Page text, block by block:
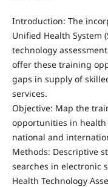
Introduction: The
Unified Health System
technology
offer these training
gaps in supply of
services.
Objective: Map the
opportunities in health
national and
Methods: Descriptive
searches in electronic
Health Technology